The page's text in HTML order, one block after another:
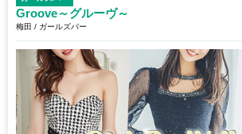
Groove～グルーヴ～
梅田 / ガールズバー